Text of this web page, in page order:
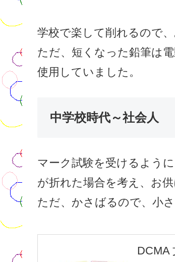
学校で楽して削れるので
ただ、短くなった鉛筆は
使用していました。
中学校時代～社会人
マーク試験を受けるよう
が折れた場合を考え、お
ただ、かさばるので、小
DCMA